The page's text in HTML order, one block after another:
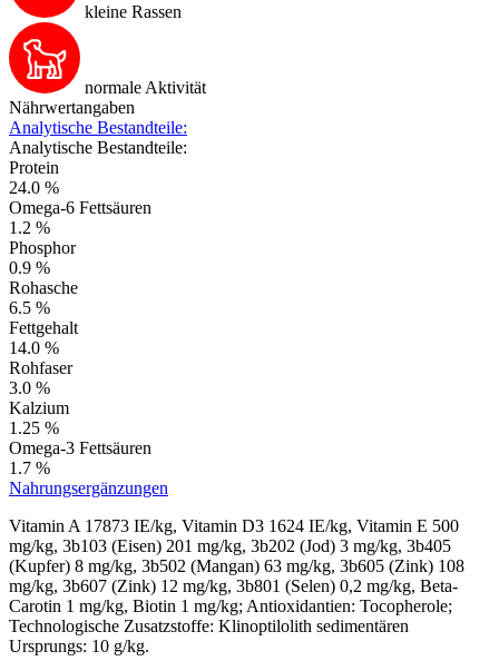
kleine Rassen
normale Aktivität
Nährwertangaben
Analytische Bestandteile:
Analytische Bestandteile:
Protein
24.0 %
Omega-6 Fettsäuren
1.2 %
Phosphor
0.9 %
Rohasche
6.5 %
Fettgehalt
14.0 %
Rohfaser
3.0 %
Kalzium
1.25 %
Omega-3 Fettsäuren
1.7 %
Nahrungsergänzungen
Vitamin A 17873 IE/kg, Vitamin D3 1624 IE/kg, Vitamin E 500
mg/kg, 3b103 (Eisen) 201 mg/kg, 3b202 (Jod) 3 mg/kg, 3b405
(Kupfer) 8 mg/kg, 3b502 (Mangan) 63 mg/kg, 3b605 (Zink) 108
mg/kg, 3b607 (Zink) 12 mg/kg, 3b801 (Selen) 0,2 mg/kg, Beta-
Carotin 1 mg/kg, Biotin 1 mg/kg; Antioxidantien: Tocopherole;
Technologische Zusatzstoffe: Klinoptilolith sedimentären
Ursprungs: 10 g/kg.